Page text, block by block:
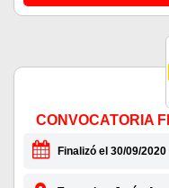
CONVOCATORIA
Finalizó el 30/09/2020